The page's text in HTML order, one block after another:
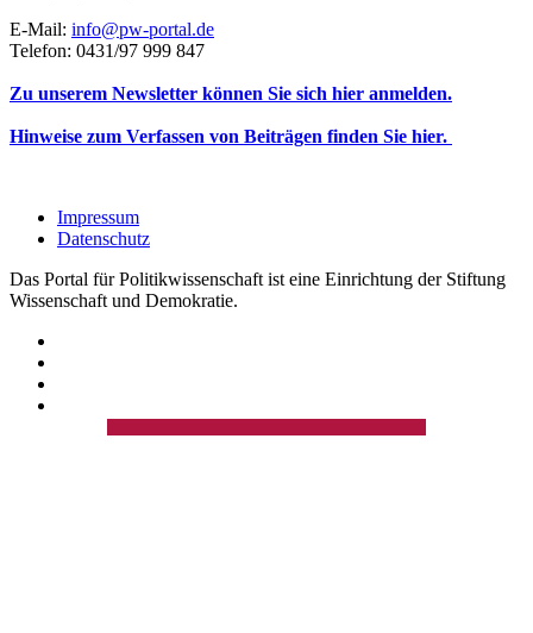
E-Mail: info@pw-portal.de
Telefon: 0431/97 999 847
Zu unserem Newsletter können Sie sich hier anmelden.
Hinweise zum Verfassen von Beiträgen finden Sie hier.
Impressum
Datenschutz
Das Portal für Politikwissenschaft ist eine Einrichtung der Stiftung
Wissenschaft und Demokratie.